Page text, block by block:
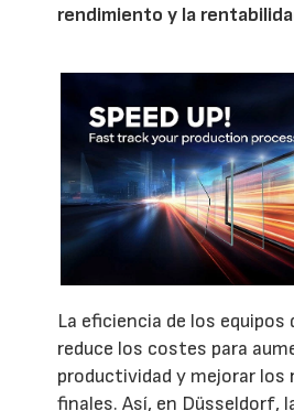
rendimiento y la
La eficiencia de los equipos
reduce los costes para
productividad y mejorar los
finales. Así, en Düsseldorf,